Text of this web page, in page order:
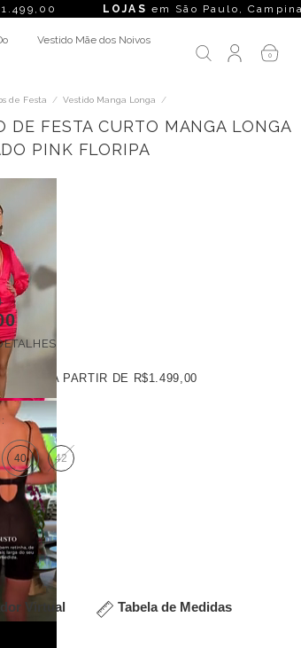
LOJAS em São Paulo, Campinas, Rio
Vestido Mãe dos Noivos
0
de Festa / Vestido Manga Longa /
DE FESTA CURTO MANGA LONGA
PINK FLORIPA
A PARTIR DE R$1.499,00
40 42
Virtual Tabela de Medidas